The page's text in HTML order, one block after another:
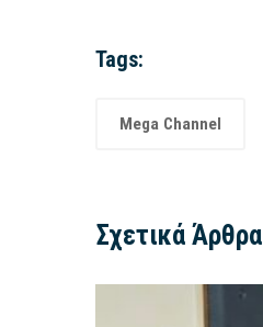
Tags:
Mega Channel
Σχετικά Άρθρα